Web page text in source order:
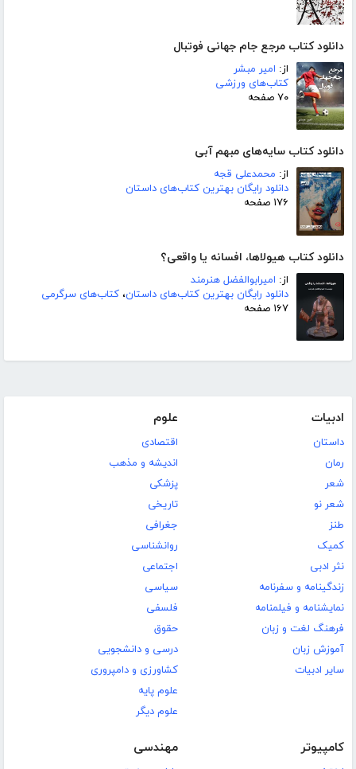
دانلود کتاب مرجع جام جهانی فوتبال
از: امیر مبشر
کتاب‌های ورزشی
۷۰ صفحه
دانلود کتاب سایه‌های مبهم آبی
از: محمدعلی قجه
دانلود رایگان بهترین کتاب‌های داستان
۱۷۶ صفحه
دانلود کتاب هیولاها، افسانه یا واقعی؟
از: امیرابوالفضل هنرمند
دانلود رایگان بهترین کتاب‌های داستان، کتاب‌های سرگرمی
۱۶۷ صفحه
ادبیات
داستان
رمان
شعر
شعر نو
طنز
کمیک
نثر ادبی
زندگینامه و سفرنامه
نمایشنامه و فیلمنامه
فرهنگ لغت و زبان
آموزش زبان
سایر ادبیات
علوم
اقتصادی
اندیشه و مذهب
پزشکی
تاریخی
جغرافی
روانشناسی
اجتماعی
سیاسی
فلسفی
حقوق
درسی و دانشجویی
کشاورزی و دامپروری
علوم پایه
علوم دیگر
کامپیوتر مهندسی